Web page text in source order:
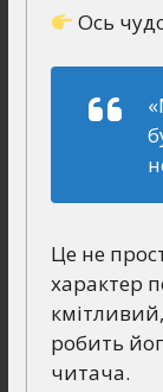
Ось
Це не
характер
робить
читача.